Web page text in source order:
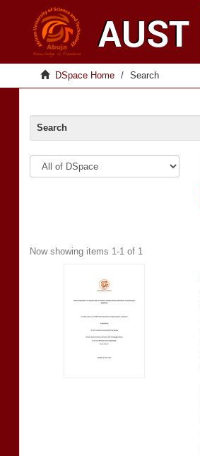
DSpace Home Search
Search
Now showing items 1-1 of 1